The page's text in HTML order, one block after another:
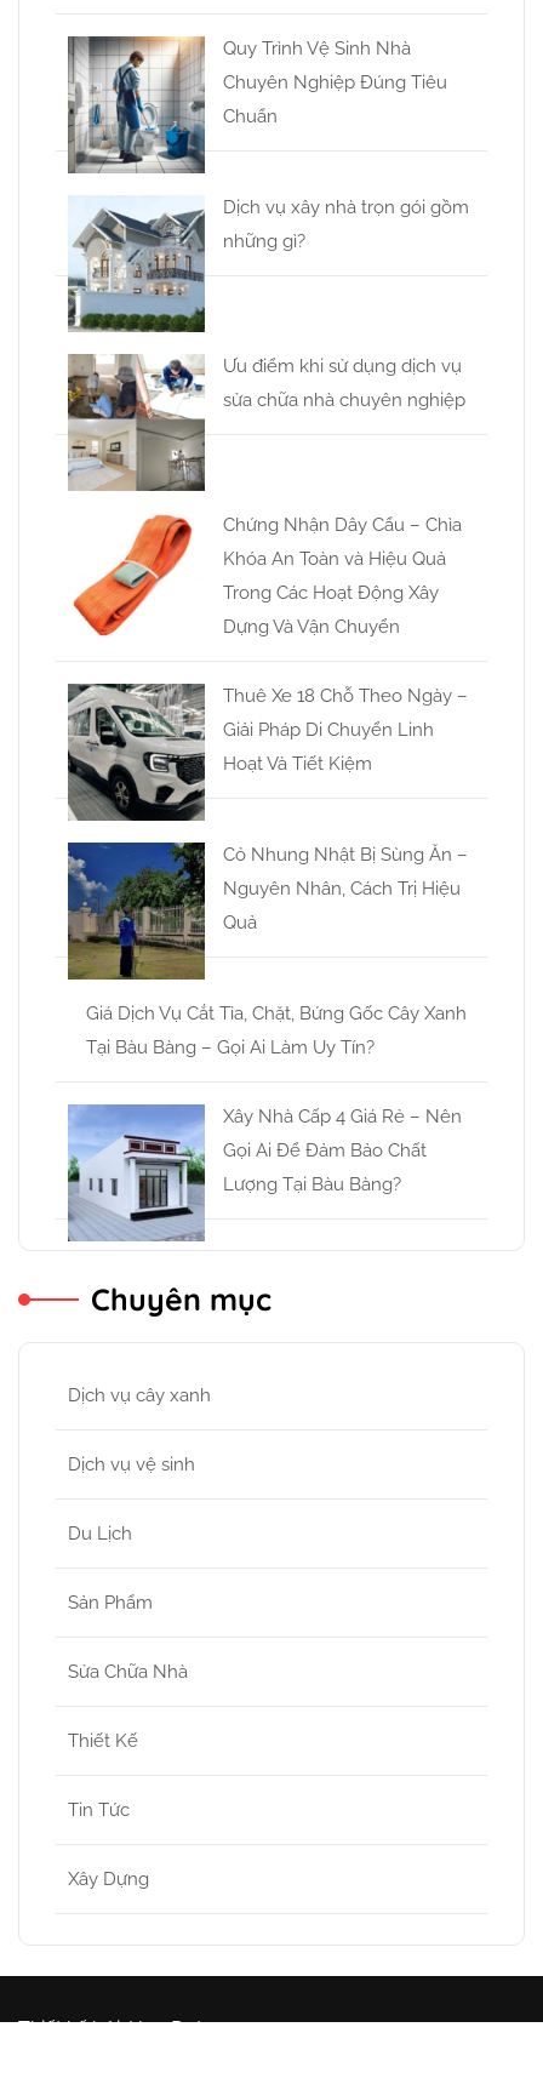
Quy Trình Vệ Sinh Nhà
Chuyên Nghiệp Đúng Tiêu
Chuẩn
Dịch vụ xây nhà trọn gói gồm
những gì?
Ưu điểm khi sử dụng dịch vụ
sửa chữa nhà chuyên nghiệp
Chứng Nhận Dây Cẩu – Chìa
Khóa An Toàn và Hiệu Quả
Trong Các Hoạt Động Xây
Dựng Và Vận Chuyển
Thuê Xe 18 Chỗ Theo Ngày –
Giải Pháp Di Chuyển Linh
Hoạt Và Tiết Kiệm
Cỏ Nhung Nhật Bị Sùng Ăn –
Nguyên Nhân, Cách Trị Hiệu
Quả
Giá Dịch Vụ Cắt Tỉa, Chặt, Bứng Gốc Cây Xanh
Tại Bàu Bàng – Gọi Ai Làm Uy Tín?
Xây Nhà Cấp 4 Giá Rẻ – Nên
Gọi Ai Để Đảm Bảo Chất
Lượng Tại Bàu Bàng?
Chuyên mục
Dịch vụ cây xanh
Dịch vụ vệ sinh
Du Lịch
Sản Phẩm
Sửa Chữa Nhà
Thiết Kế
Tin Tức
Xây Dựng
Thiết kế bởi: Huy Đạt